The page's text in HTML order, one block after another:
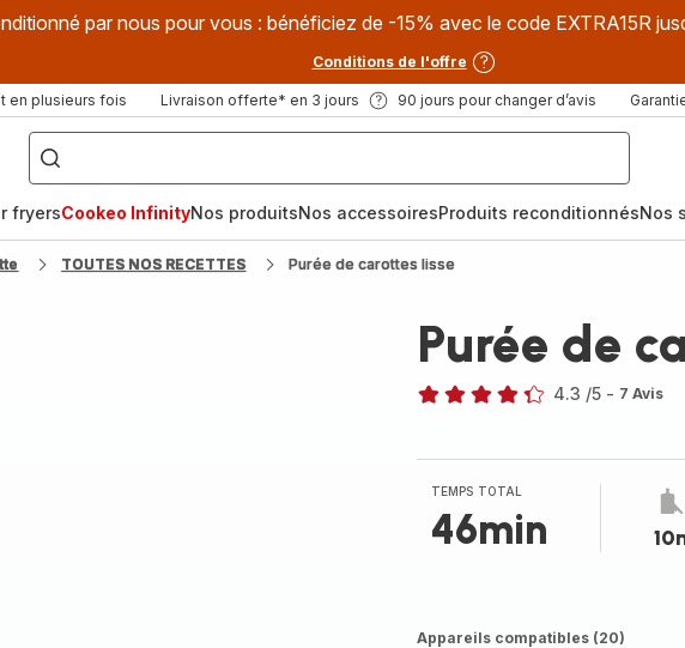
par nous pour vous : bénéficiez de -15% avec le code EXTRA15R
Conditions de l'offre
en plusieurs fois Livraison offerte* en 3 jours 90 jours pour changer d’avis
["Que
recherchez-
vous
?",
fryer",
"Companion"]
fryersCookeo InfinityNos produitsNos accessoiresProduits reconditionnésNos
TOUTES NOS RECETTES Purée de carottes lisse
Purée de
4.3 /5 - 7 Avis
TEMPS TOTAL
46min
Appareils compatibles (20)